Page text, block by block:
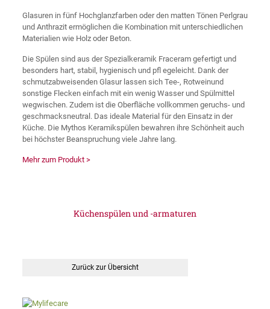
Glasuren in fünf Hochglanzfarben oder den matten Tönen Perlgrau
und Anthrazit ermöglichen die Kombination mit unterschiedlichen
Materialien wie Holz oder Beton.
Die Spülen sind aus der Spezialkeramik Fraceram gefertigt und
besonders hart, stabil, hygienisch und pfl egeleicht. Dank der
schmutzabweisenden Glasur lassen sich Tee-, Rotweinund
sonstige Flecken einfach mit ein wenig Wasser und Spülmittel
wegwischen. Zudem ist die Oberfläche vollkommen geruchs- und
geschmacksneutral. Das ideale Material für den Einsatz in der
Küche. Die Mythos Keramikspülen bewahren ihre Schönheit auch
bei höchster Beanspruchung viele Jahre lang.
Mehr zum Produkt >
Küchenspülen und -armaturen
Zurück zur Übersicht